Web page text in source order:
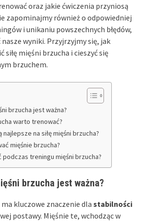
oraz jakie ćwiczenia przyniosą
zapominajmy również o odpowiedniej
i unikaniu powszechnych błędów,
wyniki. Przyjrzyjmy się, jak
siłę mięśni brzucha i cieszyć się
brzuchem.
brzucha jest ważna?
warto trenować?
na siłę mięśni brzucha?
mięśnie brzucha?
podczas treningu mięśni brzucha?
brzucha jest ważna?
ma kluczowe znaczenie dla stabilności
postawy. Mięśnie te, wchodząc w